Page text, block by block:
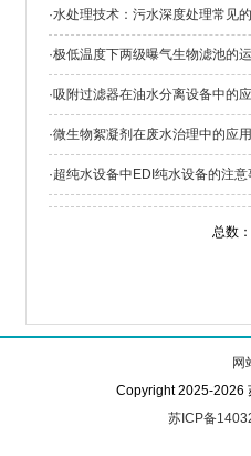
·水处理技术：污水深度处理常见
·极低温度下两级曝气生物滤池的
·吸附过滤器在油水分离设备中的
·微生物絮凝剂在废水治理中的应用
·超纯水设备中EDI纯水设备的注
总数
网
Copyright 2025-2026
苏ICP备